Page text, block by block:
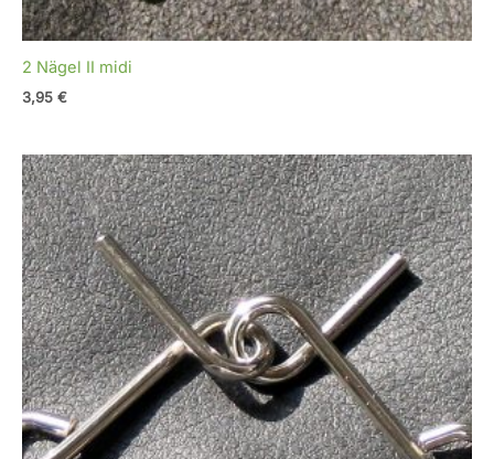
2 Nägel II midi
3,95 €